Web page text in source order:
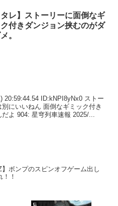
タレ】ストーリーに面倒なギ
ク付きダンジョン挟むのがダ
。
20:59:44.54 ID:kNPI8yNx0 ストー
にいいねん 面倒なギミック付き
よ 904: 星穹列車速報 2025/...
】ボンプのスピンオフゲーム出し
！！